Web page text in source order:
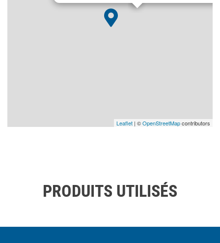
Leaflet | ©OpenStreetMapcontributors
PRODUITS UTILISÉS